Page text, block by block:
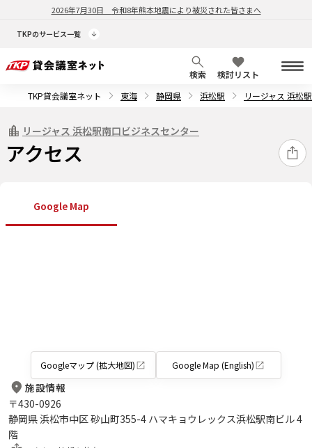
2026年7月30日 令和8年熊本地震により被災された皆さまへ
TKPのサービス一覧
検索
検討リスト
TKP貸会議室ネット
東海 静岡県 浜松駅 リージャス 浜松
リージャス 浜松駅南口ビジネスセンター
アクセス
Google Map
Googleマップ (拡大地図) Google Map (English)
施設情報
〒430-0926
静岡県 浜松市中区 砂山町355-4 ハマキョウレックス浜松駅南ビル 4
階